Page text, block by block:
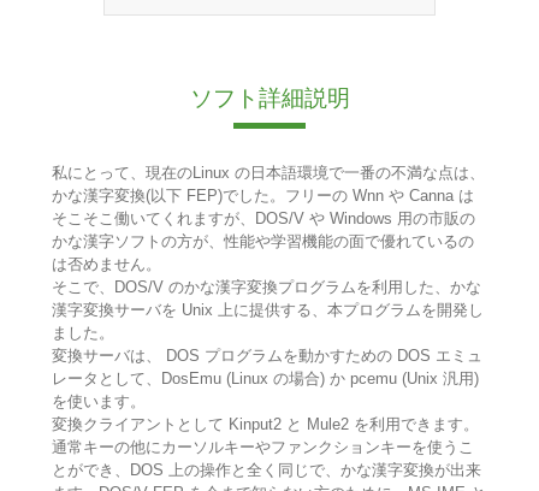
ソフト詳細説明
私にとって、現在のLinux の日本語環境で一番の不満な点は、
かな漢字変換(以下 FEP)でした。フリーの Wnn や Canna は
そこそこ働いてくれますが、DOS/V や Windows 用の市販の
かな漢字ソフトの方が、性能や学習機能の面で優れているの
は否めません。
そこで、DOS/V のかな漢字変換プログラムを利用した、かな
漢字変換サーバを Unix 上に提供する、本プログラムを開発し
ました。
変換サーバは、 DOS プログラムを動かすための DOS エミュ
レータとして、DosEmu (Linux の場合) か pcemu (Unix 汎用)
を使います。
変換クライアントとして Kinput2 と Mule2 を利用できます。
通常キーの他にカーソルキーやファンクションキーを使うこ
とができ、DOS 上の操作と全く同じで、かな漢字変換が出来